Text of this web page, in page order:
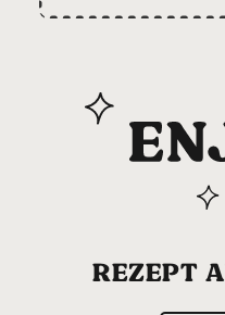
REZEPT